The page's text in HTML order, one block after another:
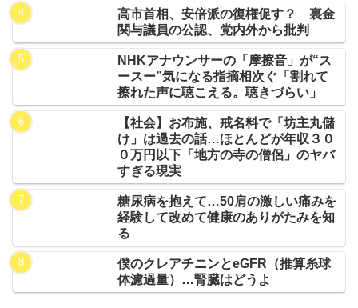
高市首相、安倍派の復権促す？ 裏金
関与議員の公認、党内外から批判
NHKアナウンサーの「摩擦音」が“ス
ースー”気になる指摘相次ぐ「割れて
擦れた声に聴こえる。聴きづらい」
【社会】お布施、戒名料で「坊主丸儲
け」は過去の話…ほとんどが年収３０
０万円以下「地方の寺の僧侶」のヤバ
すぎる現実
糖尿病を抱えて…50肩の激しい痛みを
経験して改めて健康のありがたみを知
る
僕のクレアチニンとeGFR（推算糸球
体濾過量）…腎臓はどうよ